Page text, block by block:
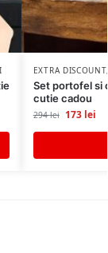
EXTRA DISCOUNT
Set portofel si
cutie cadou
294lei 173 lei